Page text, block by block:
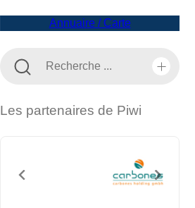
Annuaire / Carte
Les partenaires de Piwi